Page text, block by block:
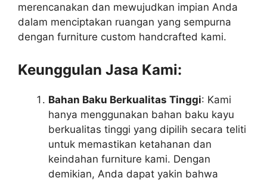
merencanakan dan mewujudkan impian Anda
dalam menciptakan ruangan yang sempurna
dengan furniture custom handcrafted kami.
Keunggulan Jasa Kami:
Bahan Baku Berkualitas Tinggi: Kami
hanya menggunakan bahan baku kayu
berkualitas tinggi yang dipilih secara teliti
untuk memastikan ketahanan dan
keindahan furniture kami. Dengan
demikian, Anda dapat yakin bahwa